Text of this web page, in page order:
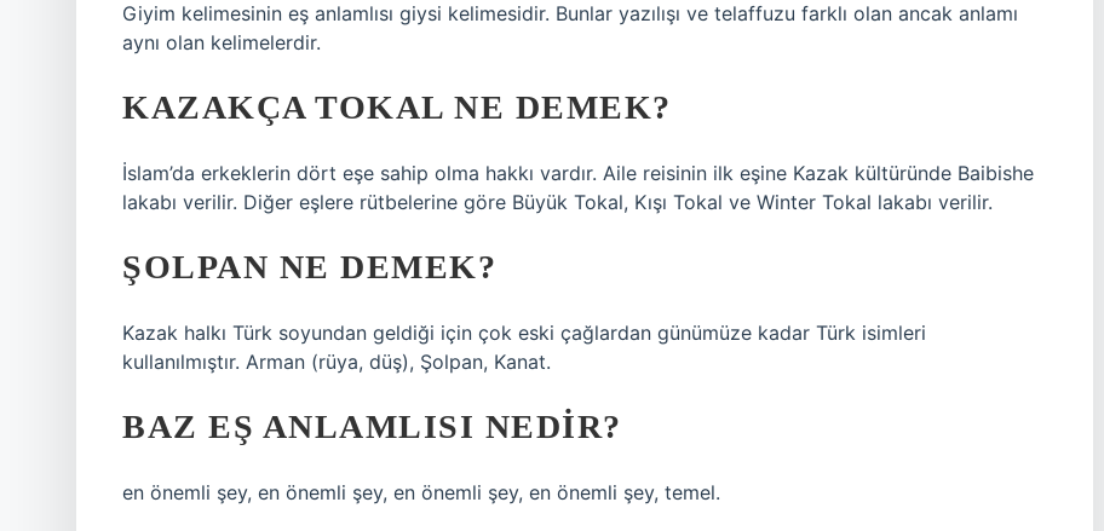
Giyim kelimesinin eş anlamlısı giysi kelimesidir. Bunlar yazılışı ve telaffuzu farklı olan ancak anlamı
aynı olan kelimelerdir.
KAZAKÇA TOKAL NE DEMEK?
İslam’da erkeklerin dört eşe sahip olma hakkı vardır. Aile reisinin ilk eşine Kazak kültüründe Baibishe
lakabı verilir. Diğer eşlere rütbelerine göre Büyük Tokal, Kışı Tokal ve Winter Tokal lakabı verilir.
ŞOLPAN NE DEMEK?
Kazak halkı Türk soyundan geldiği için çok eski çağlardan günümüze kadar Türk isimleri
kullanılmıştır. Arman (rüya, düş), Şolpan, Kanat.
BAZ EŞ ANLAMLISI NEDIR?
en önemli şey, en önemli şey, en önemli şey, en önemli şey, temel.